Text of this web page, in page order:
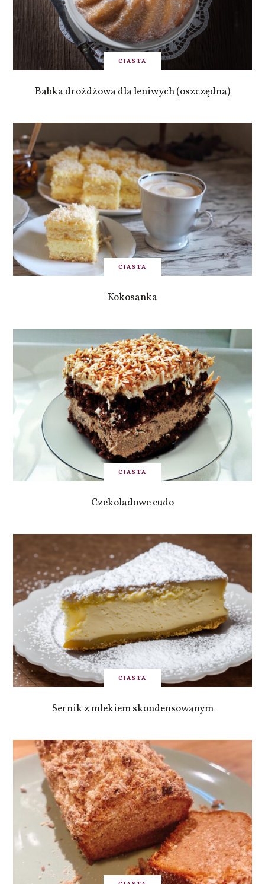
CIASTA
Babka drożdżowa dla leniwych (oszczędna)
CIASTA
Kokosanka
CIASTA
Czekoladowe cudo
CIASTA
Sernik z mlekiem skondensowanym